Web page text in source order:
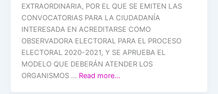
EXTRAORDINARIA, POR EL QUE SE EMITEN LAS
CONVOCATORIAS PARA LA CIUDADANÍA
INTERESADA EN ACREDITARSE COMO
OBSERVADORA ELECTORAL PARA EL PROCESO
ELECTORAL 2020-2021, Y SE APRUEBA EL
MODELO QUE DEBERÁN ATENDER LOS
ORGANISMOS … Read more…